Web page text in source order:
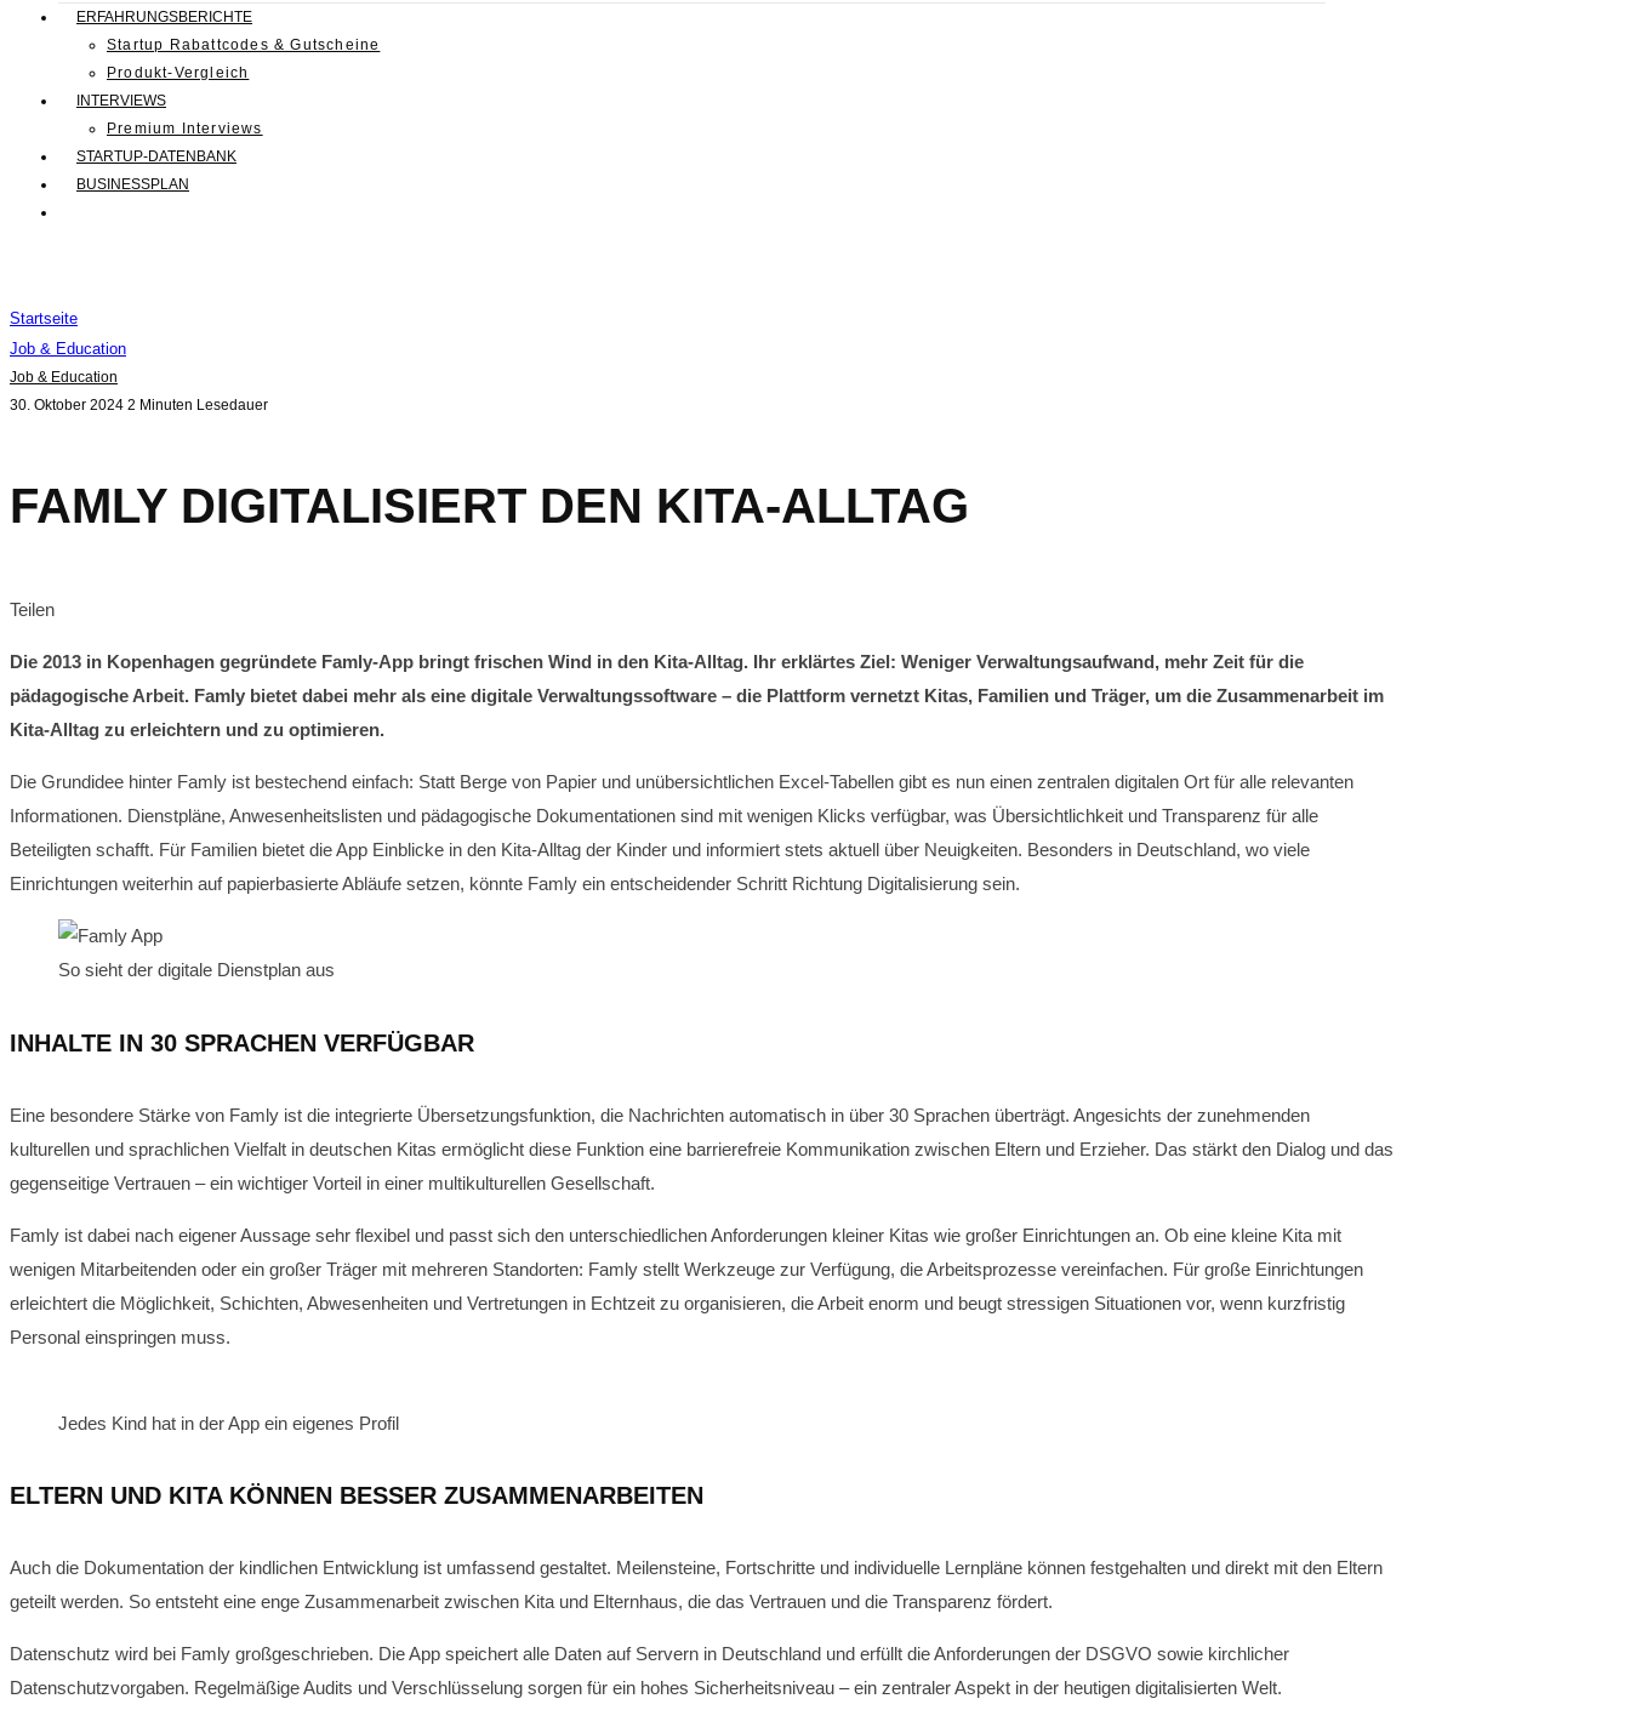
ERFAHRUNGSBERICHTE
Startup Rabattcodes & Gutscheine
Produkt-Vergleich
INTERVIEWS
Premium Interviews
STARTUP-DATENBANK
BUSINESSPLAN
Startseite
Job & Education
Job & Education
30. Oktober 2024 2 Minuten Lesedauer
FAMLY DIGITALISIERT DEN KITA-ALLTAG
Teilen
Die 2013 in Kopenhagen gegründete Famly-App bringt frischen Wind in den Kita-Alltag. Ihr erklärtes Ziel: Weniger Verwaltungsaufwand, mehr Zeit für die
pädagogische Arbeit. Famly bietet dabei mehr als eine digitale Verwaltungssoftware – die Plattform vernetzt Kitas, Familien und Träger, um die Zusammenarbeit im
Kita-Alltag zu erleichtern und zu optimieren.
Die Grundidee hinter Famly ist bestechend einfach: Statt Berge von Papier und unübersichtlichen Excel-Tabellen gibt es nun einen zentralen digitalen Ort für alle relevanten
Informationen. Dienstpläne, Anwesenheitslisten und pädagogische Dokumentationen sind mit wenigen Klicks verfügbar, was Übersichtlichkeit und Transparenz für alle
Beteiligten schafft. Für Familien bietet die App Einblicke in den Kita-Alltag der Kinder und informiert stets aktuell über Neuigkeiten. Besonders in Deutschland, wo viele
Einrichtungen weiterhin auf papierbasierte Abläufe setzen, könnte Famly ein entscheidender Schritt Richtung Digitalisierung sein.
So sieht der digitale Dienstplan aus
INHALTE IN 30 SPRACHEN VERFÜGBAR
Eine besondere Stärke von Famly ist die integrierte Übersetzungsfunktion, die Nachrichten automatisch in über 30 Sprachen überträgt. Angesichts der zunehmenden
kulturellen und sprachlichen Vielfalt in deutschen Kitas ermöglicht diese Funktion eine barrierefreie Kommunikation zwischen Eltern und Erzieher. Das stärkt den Dialog und das
gegenseitige Vertrauen – ein wichtiger Vorteil in einer multikulturellen Gesellschaft.
Famly ist dabei nach eigener Aussage sehr flexibel und passt sich den unterschiedlichen Anforderungen kleiner Kitas wie großer Einrichtungen an. Ob eine kleine Kita mit
wenigen Mitarbeitenden oder ein großer Träger mit mehreren Standorten: Famly stellt Werkzeuge zur Verfügung, die Arbeitsprozesse vereinfachen. Für große Einrichtungen
erleichtert die Möglichkeit, Schichten, Abwesenheiten und Vertretungen in Echtzeit zu organisieren, die Arbeit enorm und beugt stressigen Situationen vor, wenn kurzfristig
Personal einspringen muss.
Jedes Kind hat in der App ein eigenes Profil
ELTERN UND KITA KÖNNEN BESSER ZUSAMMENARBEITEN
Auch die Dokumentation der kindlichen Entwicklung ist umfassend gestaltet. Meilensteine, Fortschritte und individuelle Lernpläne können festgehalten und direkt mit den Eltern
geteilt werden. So entsteht eine enge Zusammenarbeit zwischen Kita und Elternhaus, die das Vertrauen und die Transparenz fördert.
Datenschutz wird bei Famly großgeschrieben. Die App speichert alle Daten auf Servern in Deutschland und erfüllt die Anforderungen der DSGVO sowie kirchlicher
Datenschutzvorgaben. Regelmäßige Audits und Verschlüsselung sorgen für ein hohes Sicherheitsniveau – ein zentraler Aspekt in der heutigen digitalisierten Welt.